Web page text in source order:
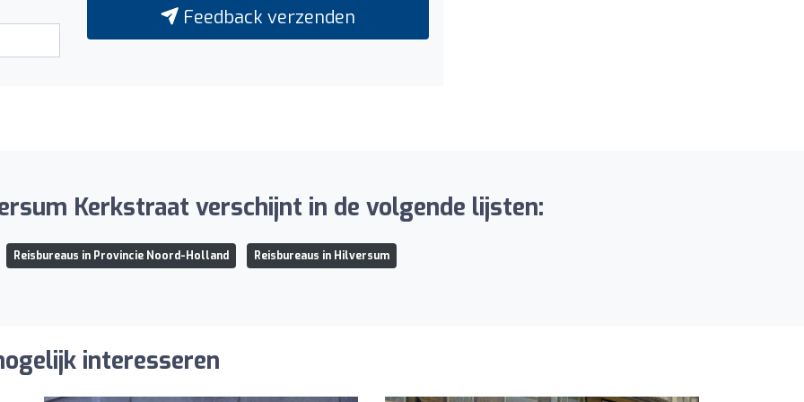
Feedback verzenden
Kerkstraat verschijnt in de volgende lijsten:
Reisbureaus in Provincie Noord-Holland Reisbureaus in Hilversum
interesseren